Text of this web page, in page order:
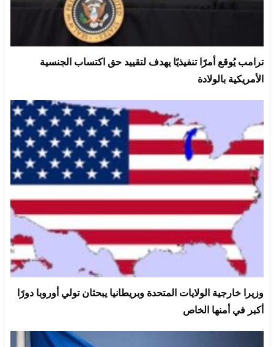
ترامب يُوقع أمرًا تنفيذيًا يهدف لتقييد حق اكتساب الجنسية
الأمريكية بالولادة
وزيرا خارجية الولايات المتحدة وبريطانيا يبحثان تولي أوروبا دورًا
أكبر في أمنها الخاص